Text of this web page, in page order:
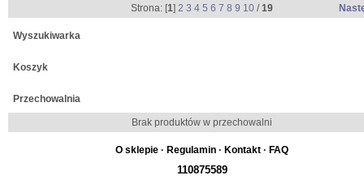
Strona: [1] 2 3 4 5 6 7 8 9 10 /19
Wyszukiwarka
Koszyk
Przechowalnia
Brak produktów w przechowalni
O sklepie · Regulamin · Kontakt · FAQ
110875589